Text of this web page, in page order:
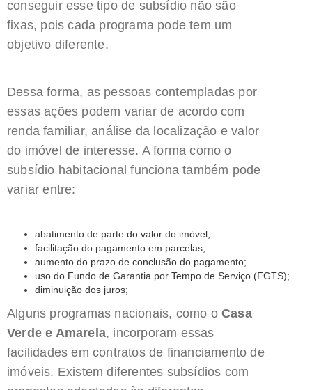
conseguir esse tipo de subsídio não são
fixas, pois cada programa pode tem um
objetivo diferente.
Dessa forma, as pessoas contempladas por
essas ações podem variar de acordo com
renda familiar, análise da localização e valor
do imóvel de interesse. A forma como o
subsídio habitacional funciona também pode
variar entre:
abatimento de parte do valor do imóvel;
facilitação do pagamento em parcelas;
aumento do prazo de conclusão do pagamento;
uso do Fundo de Garantia por Tempo de Serviço (FGTS);
diminuição dos juros;
Alguns programas nacionais, como o Casa
Verde e Amarela, incorporam essas
facilidades em contratos de financiamento de
imóveis. Existem diferentes subsídios com